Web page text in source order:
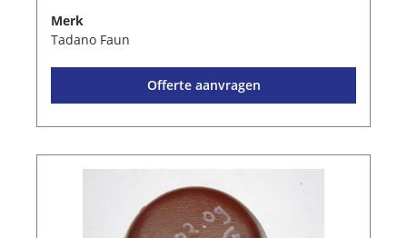
Merk
Tadano Faun
Offerte aanvragen